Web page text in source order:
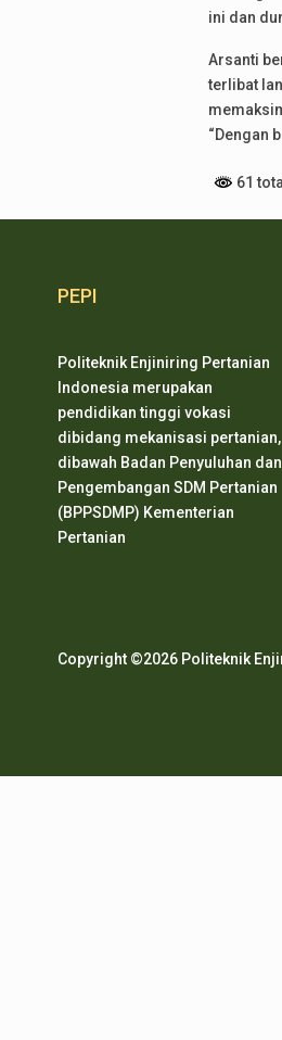
ini dan
Arsanti
terlibat
“Dengan
61
PEPI
Politeknik Enjiniring Pertanian
Indonesia merupakan
pendidikan tinggi vokasi
dibidang mekanisasi pertanian,
dibawah Badan Penyuluhan dan
Pengembangan SDM Pertanian
(BPPSDMP) Kementerian
Pertanian
Copyright ©2026 Politeknik